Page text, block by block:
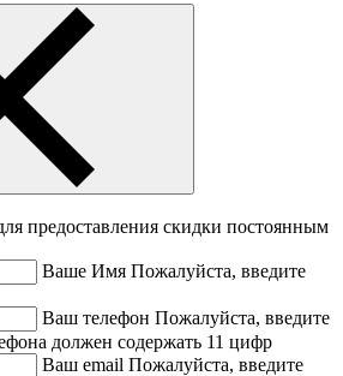
предоставления скидки постоянным
Ваше Имя Пожалуйста, введите
Ваш телефон Пожалуйста, введите
должен содержать 11 цифр
Ваш email Пожалуйста, введите